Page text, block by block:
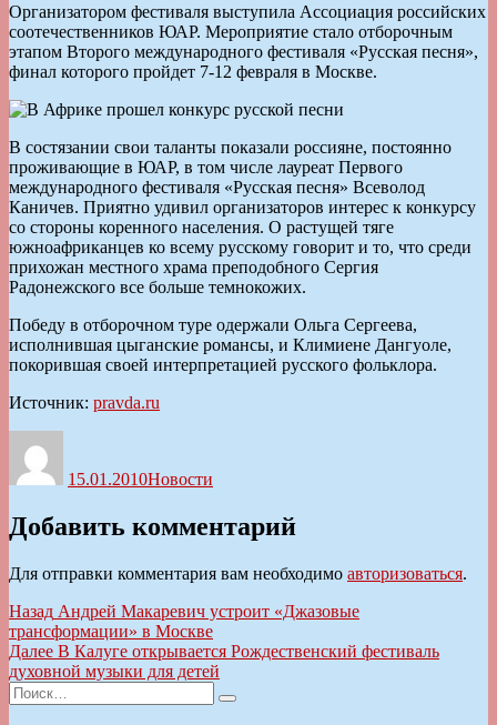
Организатором фестиваля выступила Ассоциация российских
соотечественников ЮАР. Мероприятие стало отборочным
этапом Второго международного фестиваля «Русская песня»,
финал которого пройдет 7-12 февраля в Москве.
В состязании свои таланты показали россияне, постоянно
проживающие в ЮАР, в том числе лауреат Первого
международного фестиваля «Русская песня» Всеволод
Каничев. Приятно удивил организаторов интерес к конкурсу
со стороны коренного населения. О растущей тяге
южноафриканцев ко всему русскому говорит и то, что среди
прихожан местного храма преподобного Сергия
Радонежского все больше темнокожих.
Победу в отборочном туре одержали Ольга Сергеева,
исполнившая цыганские романсы, и Климиене Дангуоле,
покорившая своей интерпретацией русского фольклора.
Источник: pravda.ru
15.01.2010Новости
Добавить комментарий
Для отправки комментария вам необходимо авторизоваться.
Навигация
по
записям
Назад Предыдущая
запись:
Андрей Макаревич устроит «Джазовые
трансформации» в Москве
Далее Следующая
запись:
В Калуге открывается Рождественский фестиваль
духовной музыки для детей
Искать:
Поиск